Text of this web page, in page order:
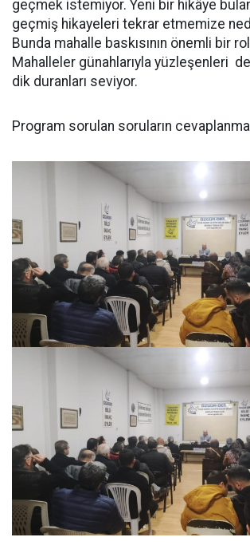
geçmek istemiyor. Yeni bir hikâye
geçmiş hikayeleri tekrar etmemize
Bunda mahalle baskısının önemli bir
Mahalleler günahlarıyla yüzleşenleri
dik duranları seviyor.
Program sorulan soruların